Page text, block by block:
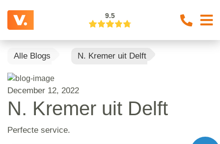
9.5
Alle Blogs N. Kremer uit Delft
December 12, 2022
N. Kremer uit Delft
Perfecte service.